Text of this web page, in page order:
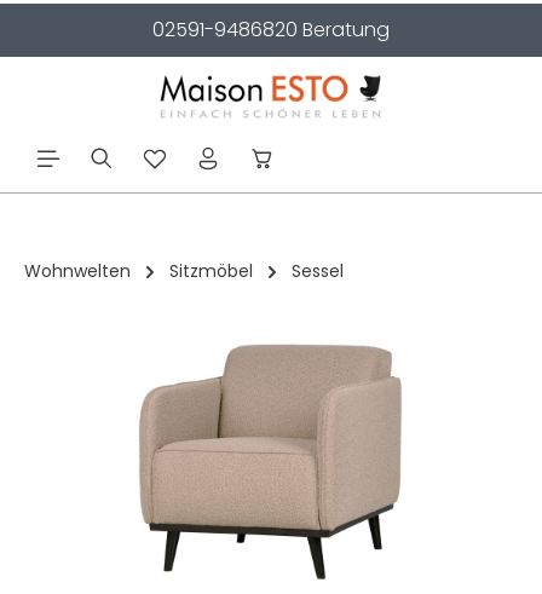
02591-9486820 Beratung
Wohnwelten Sitzmöbel Sessel
Bildergalerie überspringen